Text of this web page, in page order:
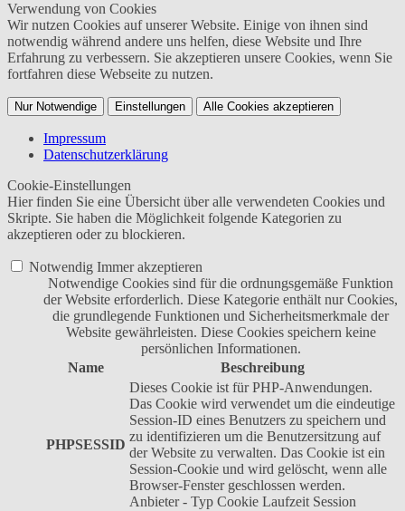
Verwendung von Cookies
Wir nutzen Cookies auf unserer Website. Einige von ihnen sind
notwendig während andere uns helfen, diese Website und Ihre
Erfahrung zu verbessern. Sie akzeptieren unsere Cookies, wenn Sie
fortfahren diese Webseite zu nutzen.
Nur Notwendige Einstellungen Alle Cookies akzeptieren
Impressum
Datenschutzerklärung
Cookie-Einstellungen
Hier finden Sie eine Übersicht über alle verwendeten Cookies und
Skripte. Sie haben die Möglichkeit folgende Kategorien zu
akzeptieren oder zu blockieren.
Notwendig Immer akzeptieren
Notwendige Cookies sind für die ordnungsgemäße Funktion
der Website erforderlich. Diese Kategorie enthält nur Cookies,
die grundlegende Funktionen und Sicherheitsmerkmale der
Website gewährleisten. Diese Cookies speichern keine
persönlichen Informationen.
Name
Beschreibung
PHPSESSID
Dieses Cookie ist für PHP-Anwendungen.
Das Cookie wird verwendet um die eindeutige
Session-ID eines Benutzers zu speichern und
zu identifizieren um die Benutzersitzung auf
der Website zu verwalten. Das Cookie ist ein
Session-Cookie und wird gelöscht, wenn alle
Browser-Fenster geschlossen werden.
Anbieter - Typ Cookie Laufzeit Session